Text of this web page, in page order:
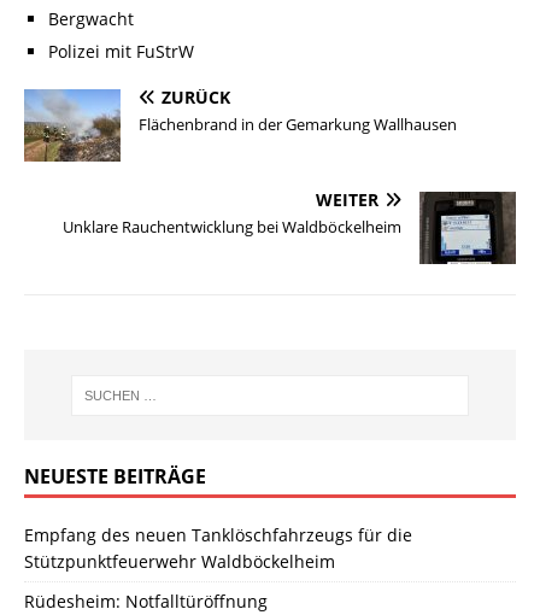
Bergwacht
Polizei mit FuStrW
ZURÜCK
Flächenbrand in der Gemarkung Wallhausen
WEITER
Unklare Rauchentwicklung bei Waldböckelheim
NEUESTE BEITRÄGE
Empfang des neuen Tanklöschfahrzeugs für die
Stützpunktfeuerwehr Waldböckelheim
Rüdesheim: Notfalltüröffnung